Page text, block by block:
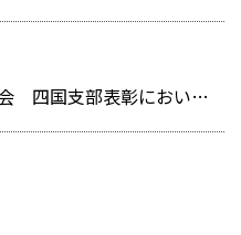
2025年度一般社団法人溶接学会 四国支部表彰において三浦工業社員2名が受賞